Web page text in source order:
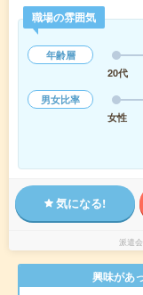
職場の雰囲気
年齢層
20代
男女比率
女性
気になる!
派遣
興味があ